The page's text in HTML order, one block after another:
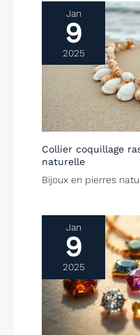
Jan
9
2025
Collier coquillage
naturelle
Bijoux en pierres
Jan
9
2025